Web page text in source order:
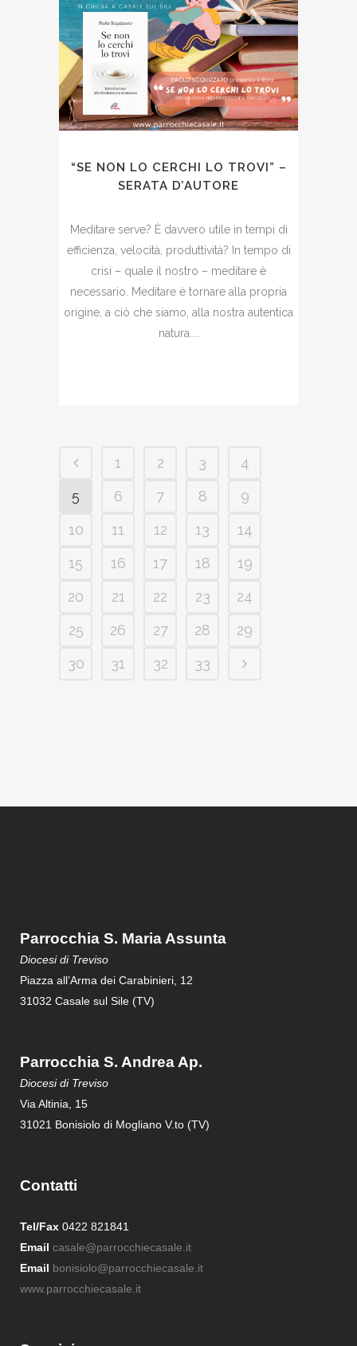
“SE NON LO CERCHI LO TROVI” –
SERATA D’AUTORE
Meditare serve? È davvero utile in tempi di
efficienza, velocità, produttività? In tempo di
crisi – quale il nostro – meditare è
necessario. Meditare è tornare alla propria
origine, a ciò che siamo, alla nostra autentica
natura....
1 2 3
4
5
6 7 8
9
10
11 12 13
14
15
16 17 18
19
20
21 22 23
24
25
26 27 28
29
30
31 32 33
Parrocchia S. Maria Assunta
Diocesi di Treviso
Piazza all’Arma dei Carabinieri, 12
31032 Casale sul Sile (TV)
Parrocchia S. Andrea Ap.
Diocesi di Treviso
Via Altinia, 15
31021 Bonisiolo di Mogliano V.to (TV)
Contatti
Tel/Fax 0422 821841
Email casale@parrocchiecasale.it
Email bonisiolo@parrocchiecasale.it
www.parrocchiecasale.it